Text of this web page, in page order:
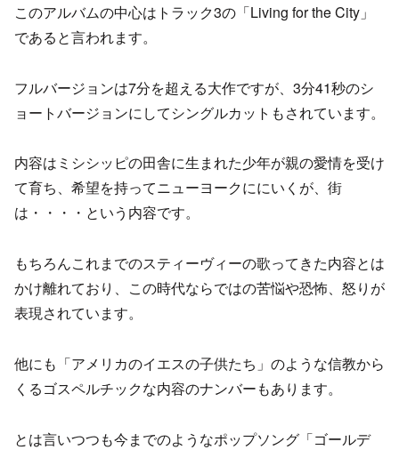
このアルバムの中心はトラック3の「Living for the City」
であると言われます。
フルバージョンは7分を超える大作ですが、3分41秒のシ
ョートバージョンにしてシングルカットもされています。
内容はミシシッピの田舎に生まれた少年が親の愛情を受け
て育ち、希望を持ってニューヨークににいくが、街
は・・・・という内容です。
もちろんこれまでのスティーヴィーの歌ってきた内容とは
かけ離れており、この時代ならではの苦悩や恐怖、怒りが
表現されています。
他にも「アメリカのイエスの子供たち」のような信教から
くるゴスペルチックな内容のナンバーもあります。
とは言いつつも今までのようなポップソング「ゴールデ